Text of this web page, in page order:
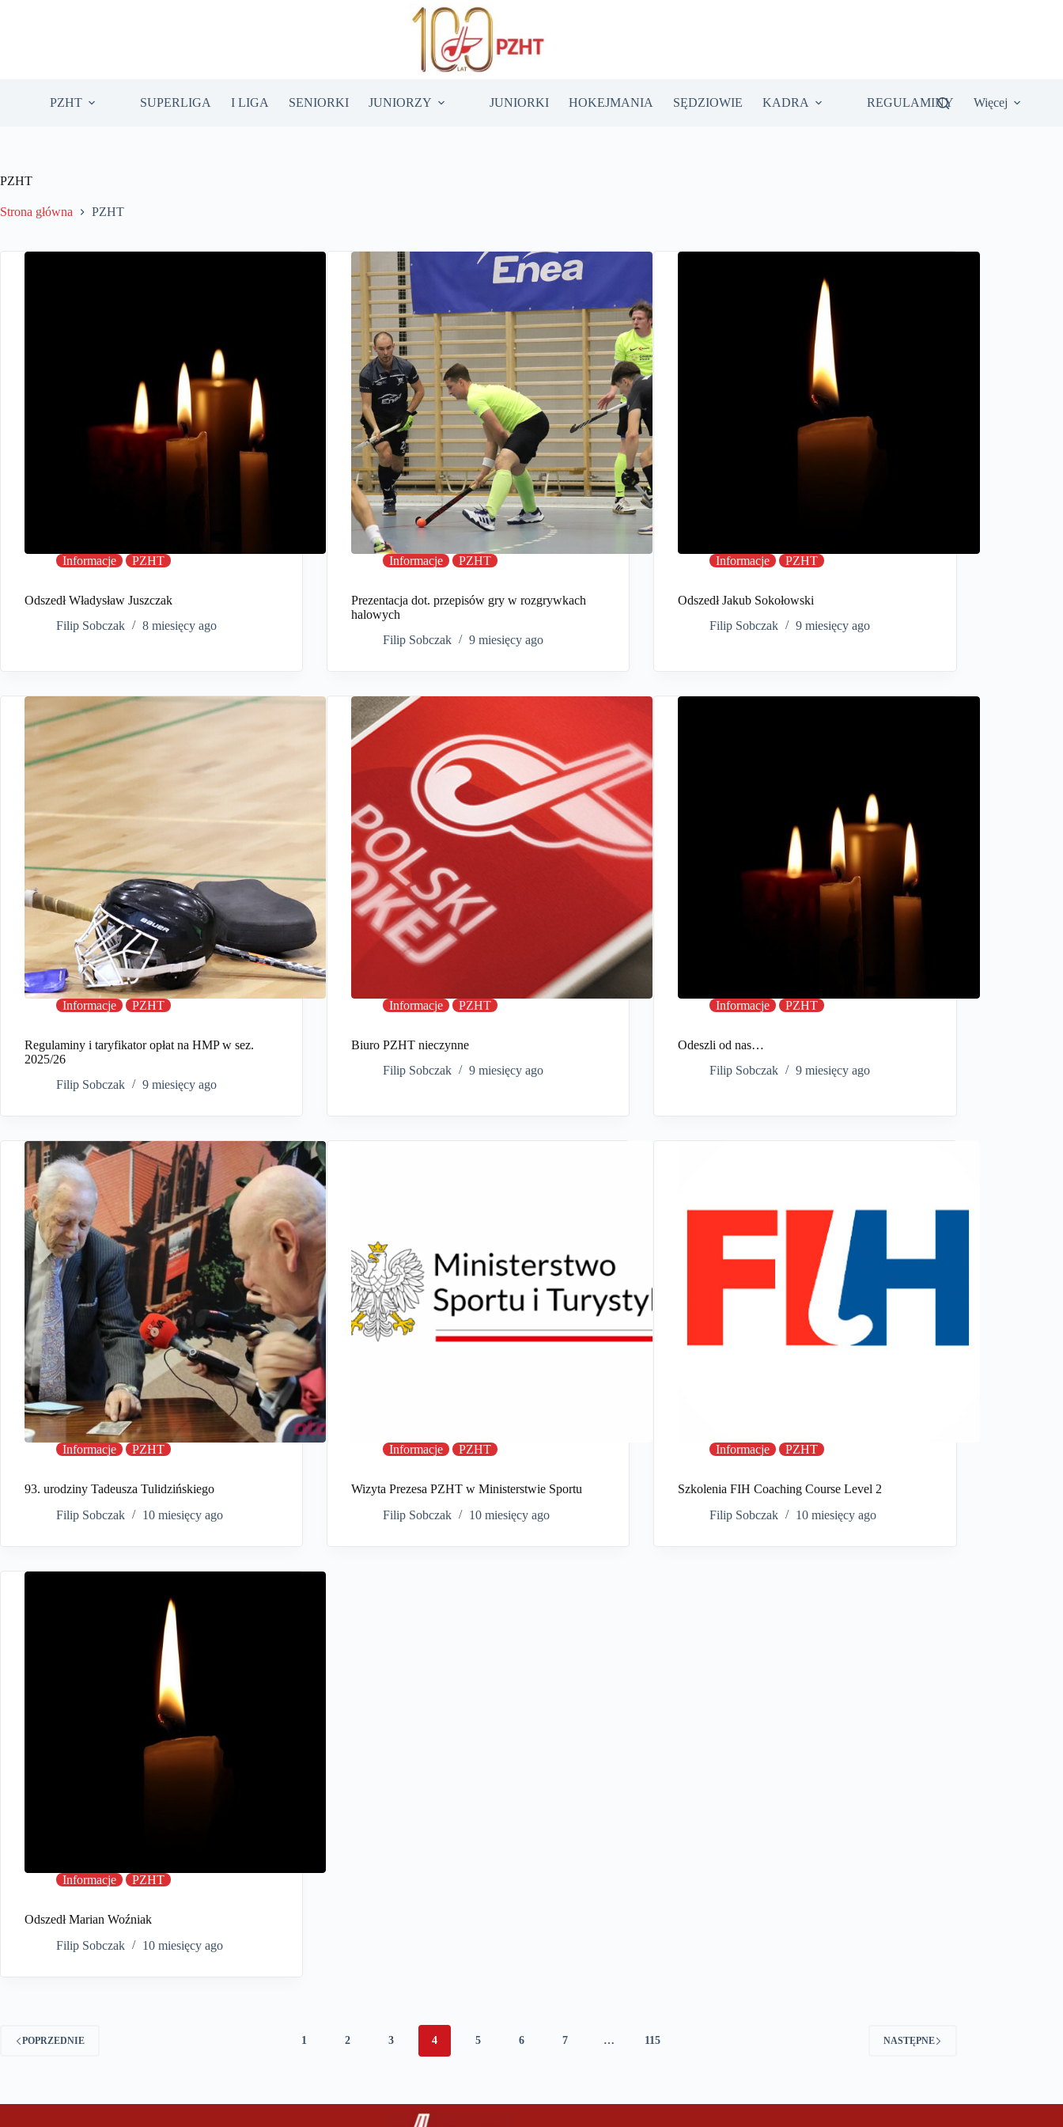
PZHT SUPERLIGA I LIGA SENIORKI JUNIORZY JUNIORKI HOKEJMANIA SĘDZIOWIE KADRA REGULAMINY Więcej
PZHT
Strona główna PZHT
Informacje PZHT
Odszedł Władysław Juszczak
Filip Sobczak
8 miesięcy ago
Informacje PZHT
Prezentacja dot. przepisów gry w rozgrywkach
halowych
Filip Sobczak
9 miesięcy ago
Informacje PZHT
Odszedł Jakub Sokołowski
Filip Sobczak
9 miesięcy ago
Informacje PZHT
Regulaminy i taryfikator opłat na HMP w sez.
2025/26
Filip Sobczak
9 miesięcy ago
Informacje PZHT
Biuro PZHT nieczynne
Filip Sobczak
9 miesięcy ago
Informacje PZHT
Odeszli od nas…
Filip Sobczak
9 miesięcy ago
Informacje PZHT
93. urodziny Tadeusza Tulidzińskiego
Filip Sobczak
10 miesięcy ago
Informacje PZHT
Wizyta Prezesa PZHT w Ministerstwie Sportu
Filip Sobczak
10 miesięcy ago
Informacje PZHT
Szkolenia FIH Coaching Course Level 2
Filip Sobczak
10 miesięcy ago
Informacje PZHT
Odszedł Marian Woźniak
Filip Sobczak
10 miesięcy ago
POPRZEDNIE 1 2 3 4 5 6 7 … 115 NASTĘPNE